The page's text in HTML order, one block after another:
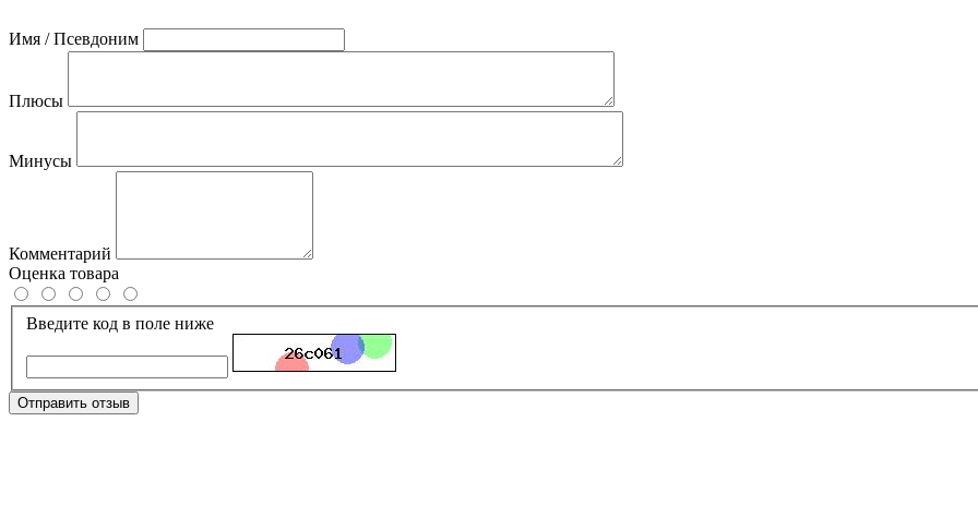
Имя / Псевдоним
Плюсы
Минусы
Комментарий
Оценка товара
Введите код в поле ниже
Отправить отзыв